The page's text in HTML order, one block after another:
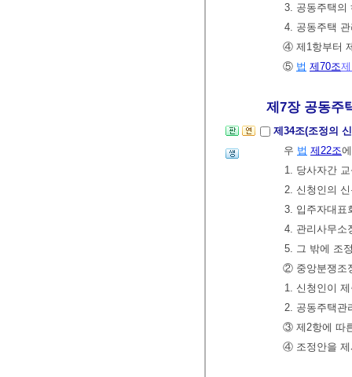
3. 공동주택의
4. 공동주택
④ 제1항부터
⑤ 법 제70조
제7장 공동주택
제34조(조정의
우 법 제22조
1. 당사자간
2. 신청인의
3. 입주자대표
4. 관리사무소
5. 그 밖에 조
② 중앙분쟁조
1. 신청인이
2. 공동주택관
③ 제2항에 따
④ 조정안을